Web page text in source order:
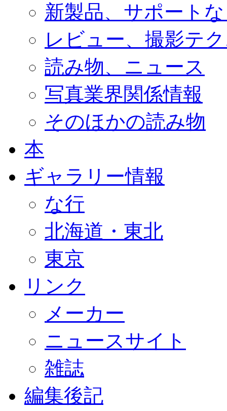
新製品、サポート
レビュー、撮影テ
読み物、ニュース
写真業界関係情報
そのほかの読み物
本
ギャラリー情報
な行
北海道・東北
東京
リンク
メーカー
ニュースサイト
雑誌
編集後記